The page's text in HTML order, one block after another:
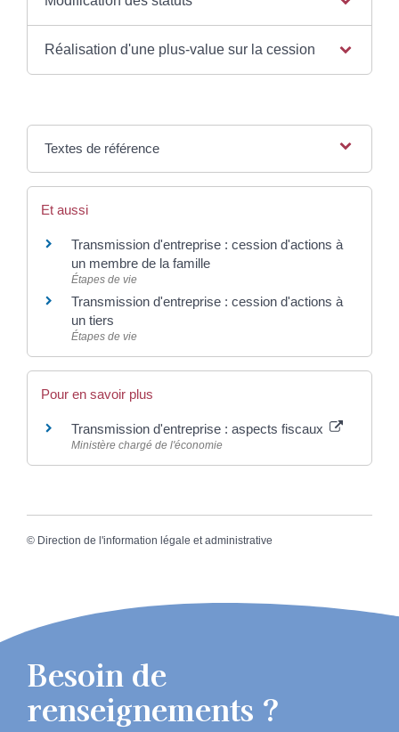
Réalisation d'une plus-value sur la cession
Textes de référence
Et aussi
Transmission d'entreprise : cession d'actions à
un membre de la famille
Étapes de vie
Transmission d'entreprise : cession d'actions à
un tiers
Étapes de vie
Pour en savoir plus
Transmission d'entreprise : aspects fiscaux
Ministère chargé de l'économie
© Direction de l'information légale et administrative
Besoin de
renseignements ?